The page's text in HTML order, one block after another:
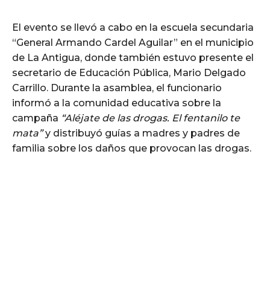
El evento se llevó a cabo en la escuela secundaria
“General Armando Cardel Aguilar” en el municipio
de La Antigua, donde también estuvo presente el
secretario de Educación Pública, Mario Delgado
Carrillo. Durante la asamblea, el funcionario
informó a la comunidad educativa sobre la
campaña “Aléjate de las drogas. El fentanilo te
mata”y distribuyó guías a madres y padres de
familia sobre los daños que provocan las drogas.